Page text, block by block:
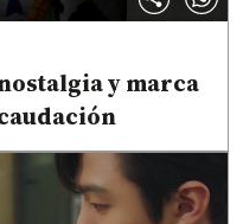
y marca